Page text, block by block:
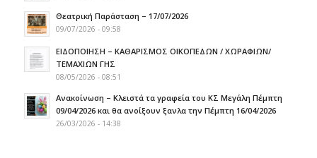
Θεατρική Παράσταση – 17/07/2026
09/07/2026 - 09:58
ΕΙΔΟΠΟΙΗΣΗ – ΚΑΘΑΡΙΣΜΟΣ ΟΙΚΟΠΕΔΩΝ / ΧΩΡΑΦΙΩΝ/
ΤΕΜΑΧΙΩΝ ΓΗΣ
08/05/2026 - 08:51
Ανακοίνωση – Κλειστά τα γραφεία του ΚΣ Μεγάλη Πέμπτη
09/04/2026 και θα ανοίξουν ξανλα την Πέμπτη 16/04/2026
26/03/2026 - 14:38